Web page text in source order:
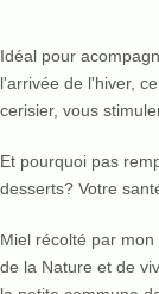
Idéal pour
l'arrivée de l'hiver,
cerisier, vous
Et pourquoi pas
desserts? Votre
Miel récolté par
de la Nature et de